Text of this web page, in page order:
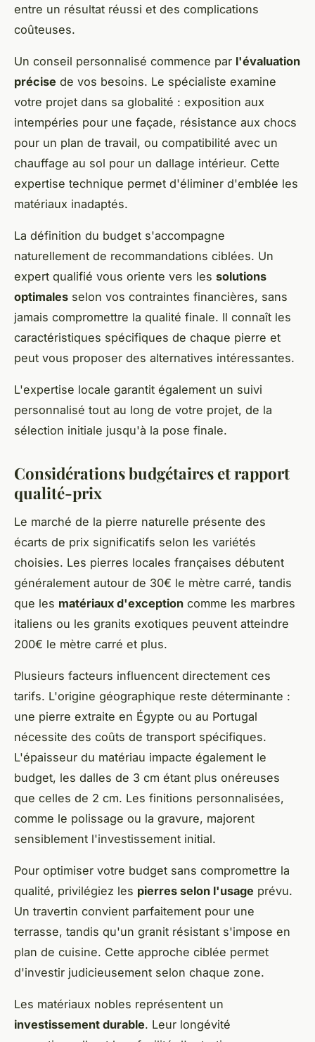
entre un résultat réussi et des complications
coûteuses.
Un conseil personnalisé commence par l'évaluation
précise de vos besoins. Le spécialiste examine
votre projet dans sa globalité : exposition aux
intempéries pour une façade, résistance aux chocs
pour un plan de travail, ou compatibilité avec un
chauffage au sol pour un dallage intérieur. Cette
expertise technique permet d'éliminer d'emblée les
matériaux inadaptés.
La définition du budget s'accompagne
naturellement de recommandations ciblées. Un
expert qualifié vous oriente vers les solutions
optimales selon vos contraintes financières, sans
jamais compromettre la qualité finale. Il connaît les
caractéristiques spécifiques de chaque pierre et
peut vous proposer des alternatives intéressantes.
L'expertise locale garantit également un suivi
personnalisé tout au long de votre projet, de la
sélection initiale jusqu'à la pose finale.
Considérations budgétaires et rapport
qualité-prix
Le marché de la pierre naturelle présente des
écarts de prix significatifs selon les variétés
choisies. Les pierres locales françaises débutent
généralement autour de 30€ le mètre carré, tandis
que les matériaux d'exception comme les marbres
italiens ou les granits exotiques peuvent atteindre
200€ le mètre carré et plus.
Plusieurs facteurs influencent directement ces
tarifs. L'origine géographique reste déterminante :
une pierre extraite en Égypte ou au Portugal
nécessite des coûts de transport spécifiques.
L'épaisseur du matériau impacte également le
budget, les dalles de 3 cm étant plus onéreuses
que celles de 2 cm. Les finitions personnalisées,
comme le polissage ou la gravure, majorent
sensiblement l'investissement initial.
Pour optimiser votre budget sans compromettre la
qualité, privilégiez les pierres selon l'usage prévu.
Un travertin convient parfaitement pour une
terrasse, tandis qu'un granit résistant s'impose en
plan de cuisine. Cette approche ciblée permet
d'investir judicieusement selon chaque zone.
Les matériaux nobles représentent un
investissement durable. Leur longévité